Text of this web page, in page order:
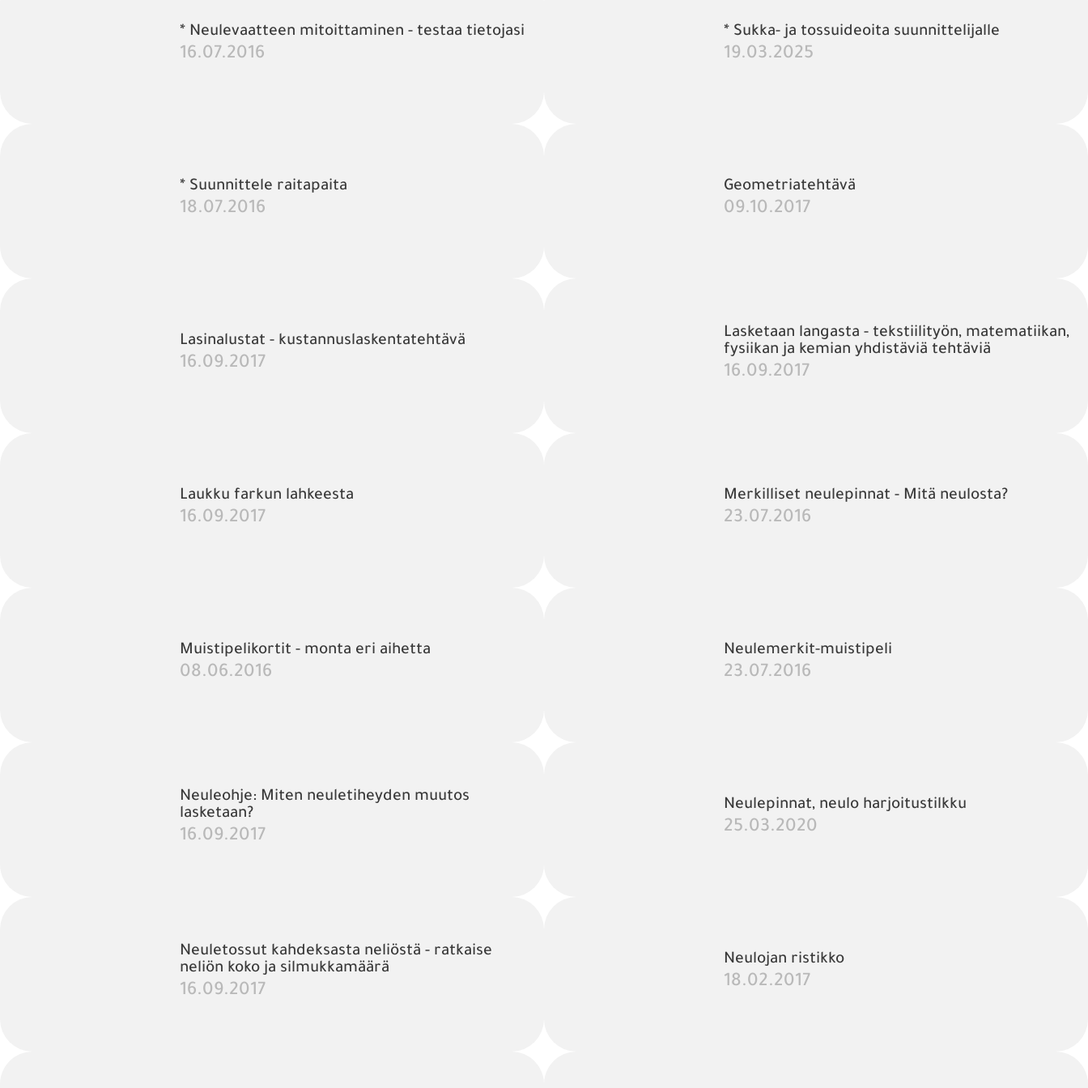
* Neulevaatteen mitoittaminen - testaa tietojasi
16.07.2016
* Sukka- ja tossuideoita suunnittelijalle
19.03.2025
* Suunnittele raitapaita
18.07.2016
Geometriatehtävä
09.10.2017
Lasinalustat - kustannuslaskentatehtävä
16.09.2017
Lasketaan langasta - tekstiilityön, matematiikan,
fysiikan ja kemian yhdistäviä tehtäviä
16.09.2017
Laukku farkun lahkeesta
16.09.2017
Merkilliset neulepinnat - Mitä neulosta?
23.07.2016
Muistipelikortit - monta eri aihetta
08.06.2016
Neulemerkit-muistipeli
23.07.2016
Neuleohje: Miten neuletiheyden muutos
lasketaan?
16.09.2017
Neulepinnat, neulo harjoitustilkku
25.03.2020
Neuletossut kahdeksasta neliöstä - ratkaise
neliön koko ja silmukkamäärä
16.09.2017
Neulojan ristikko
18.02.2017